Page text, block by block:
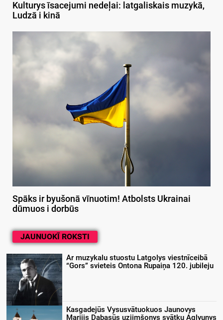
Kulturys īsacejumi nedeļai: latgaliskais muzykā,
Ludzā i kinā
Spāks ir byušonā vīnuotim! Atbolsts Ukrainai
dūmuos i dorbūs
JAUNUOKĪ ROKSTI
Ar muzykalu stuostu Latgolys viestnīceibā
“Gors” svieteis Ontona Rupaiņa 120. jubileju
Kasgadejūs Vysusvātuokuos Jaunovys
Marijis Dabasūs uzjimšonys svātku Aglyunys